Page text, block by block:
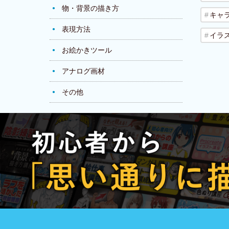
物・背景の描き方
表現方法
お絵かきツール
アナログ画材
その他
キャ
イラ